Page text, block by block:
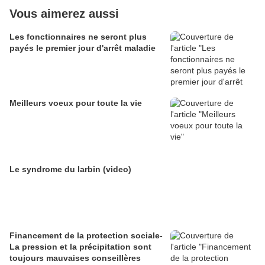
Vous aimerez aussi
Les fonctionnaires ne seront plus
payés le premier jour d'arrêt maladie
Meilleurs voeux pour toute la vie
Le syndrome du larbin (video)
Financement de la protection sociale-
La pression et la précipitation sont
toujours mauvaises conseillères